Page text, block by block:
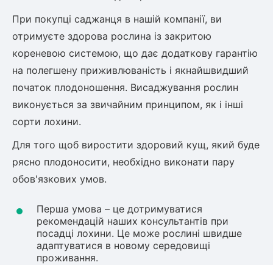
При покупці саджанця в нашій компанії, ви
отримуєте здорова рослина із закритою
кореневою системою, що дає додаткову гарантію
на полегшену приживлюваність і якнайшвидший
початок плодоношення. Висаджування рослин
виконується за звичайним принципом, як і інші
сорти лохини.
Для того щоб виростити здоровий кущ, який буде
рясно плодоносити, необхідно виконати пару
обов'язкових умов.
Перша умова – це дотримуватися
рекомендацій наших консультантів при
посадці лохини. Це може рослині швидше
адаптуватися в новому середовищі
проживання.